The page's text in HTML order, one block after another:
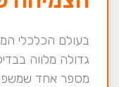
בעולם הכלכלי
גדולה מלווה
מספר אחד